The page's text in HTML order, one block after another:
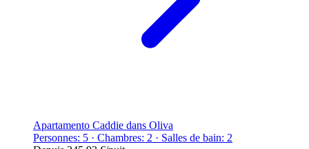
Apartamento Caddie dans Oliva
Personnes: 5 · Chambres: 2 · Salles de bain: 2